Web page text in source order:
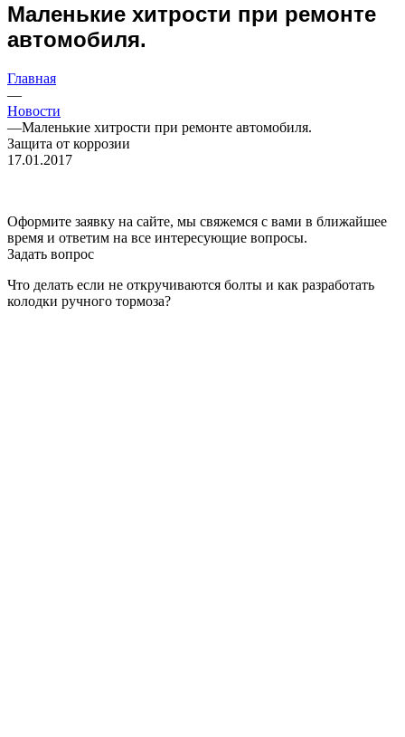
Маленькие хитрости при ремонте
автомобиля.
Главная
—
Новости
—Маленькие хитрости при ремонте автомобиля.
Защита от коррозии
17.01.2017
Оформите заявку на сайте, мы свяжемся с вами в ближайшее
время и ответим на все интересующие вопросы.
Задать вопрос
Что делать если не откручиваются болты и как разработать
колодки ручного тормоза?